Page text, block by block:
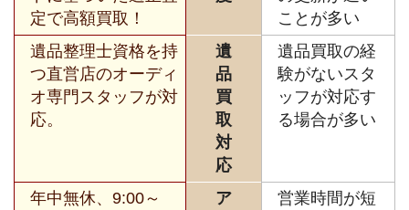
定で高額買取！
ことが多い
遺品整理士資格を持
つ直営店のオーディ
オ専門スタッフが対
応。
遺
品
買
取
対
応
遺品買取の経
験がないスタ
ッフが対応す
る場合が多い
年中無休、9:00～
ア
営業時間が短